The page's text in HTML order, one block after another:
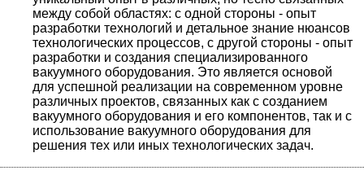
между собой областях: с одной стороны - опыт
разработки технологий и детальное знание нюансов
технологических процессов, с другой стороны - опыт
разработки и создания специализированного
вакуумного оборудования. Это является основой
для успешной реализации на современном уровне
различных проектов, связанных как с созданием
вакуумного оборудования и его компонентов, так и с
использование вакуумного оборудования для
решения тех или иных технологических задач.